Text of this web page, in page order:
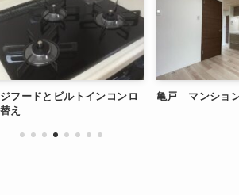
フードとビルトインコンロ
え
亀戸 マンショ